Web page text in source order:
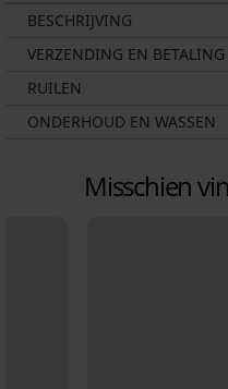
BESCHRIJVING
VERZENDING EN BETALING
RUILEN
ONDERHOUD EN WASSEN
Misschien